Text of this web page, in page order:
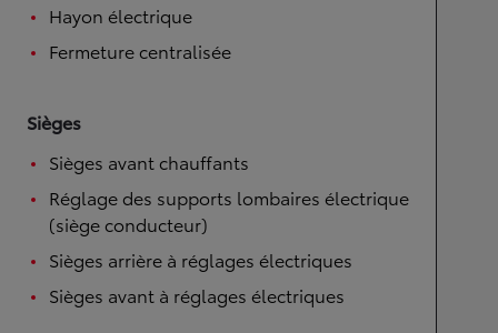
Hayon électrique
Fermeture centralisée
Sièges
Sièges avant chauffants
Réglage des supports lombaires électrique
(siège conducteur)
Sièges arrière à réglages électriques
Sièges avant à réglages électriques